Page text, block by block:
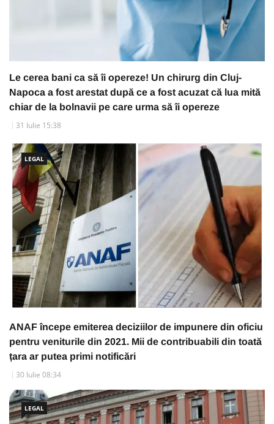
Le cerea bani ca să îi opereze! Un chirurg din Cluj-
Napoca a fost arestat după ce a fost acuzat că lua mită
chiar de la bolnavii pe care urma să îi opereze
31 Iulie 15:38
LEGAL
ANAF începe emiterea deciziilor de impunere din oficiu
pentru veniturile din 2021. Mii de contribuabili din toată
țara ar putea primi notificări
30 Iulie 08:34
LEGAL